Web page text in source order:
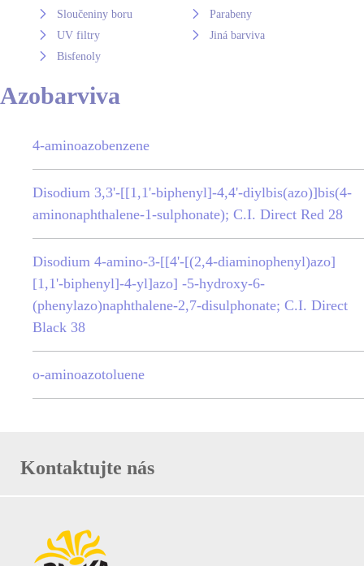
Sloučeniny boru
Parabeny
UV filtry
Jiná barviva
Bisfenoly
Azobarviva
4-aminoazobenzene
Disodium 3,3'-[[1,1'-biphenyl]-4,4'-diylbis(azo)]bis(4-
aminonaphthalene-1-sulphonate); C.I. Direct Red 28
Disodium 4-amino-3-[[4'-[(2,4-diaminophenyl)azo]
[1,1'-biphenyl]-4-yl]azo] -5-hydroxy-6-
(phenylazo)naphthalene-2,7-disulphonate; C.I. Direct
Black 38
o-aminoazotoluene
Kontaktujte nás